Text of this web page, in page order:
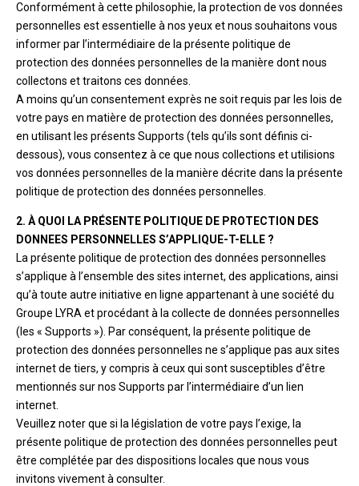
Conformément à cette philosophie, la protection de vos données
personnelles est essentielle à nos yeux et nous souhaitons vous
informer par l’intermédiaire de la présente politique de
protection des données personnelles de la manière dont nous
collectons et traitons ces données.
A moins qu’un consentement exprès ne soit requis par les lois de
votre pays en matière de protection des données personnelles,
en utilisant les présents Supports (tels qu’ils sont définis ci-
dessous), vous consentez à ce que nous collections et utilisions
vos données personnelles de la manière décrite dans la présente
politique de protection des données personnelles.
2. À QUOI LA PRÉSENTE POLITIQUE DE PROTECTION DES
DONNEES PERSONNELLES S’APPLIQUE-T-ELLE ?
La présente politique de protection des données personnelles
s’applique à l’ensemble des sites internet, des applications, ainsi
qu’à toute autre initiative en ligne appartenant à une société du
Groupe LYRA et procédant à la collecte de données personnelles
(les « Supports »). Par conséquent, la présente politique de
protection des données personnelles ne s’applique pas aux sites
internet de tiers, y compris à ceux qui sont susceptibles d’être
mentionnés sur nos Supports par l’intermédiaire d’un lien
internet.
Veuillez noter que si la législation de votre pays l’exige, la
présente politique de protection des données personnelles peut
être complétée par des dispositions locales que nous vous
invitons vivement à consulter.